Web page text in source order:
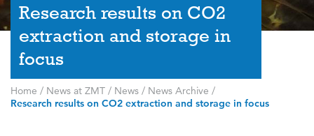
Research results on CO2
extraction and storage in
focus
Home / News at ZMT / News / News Archive /
Research results on CO2 extraction and storage in focus